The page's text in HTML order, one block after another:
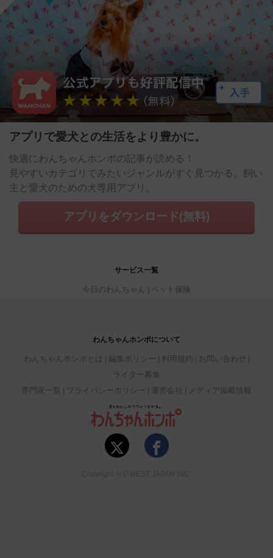
アプリで愛犬との生活をより豊かに。
快適にわんちゃんホンポの記事が読める！
見やすいカテゴリでみたいジャンルがすぐ見つかる。飼い
主と愛犬のための犬専用アプリ。
アプリをダウンロード(無料)
サービス一覧
今日のわんちゃん ペット保険
わんちゃんホンポについて
わんちゃんホンポとは 編集ポリシー 利用規約
お問い合わせ
ライター募集
専門家一覧
プライバシーポリシー 運営会社 メディア掲載情報